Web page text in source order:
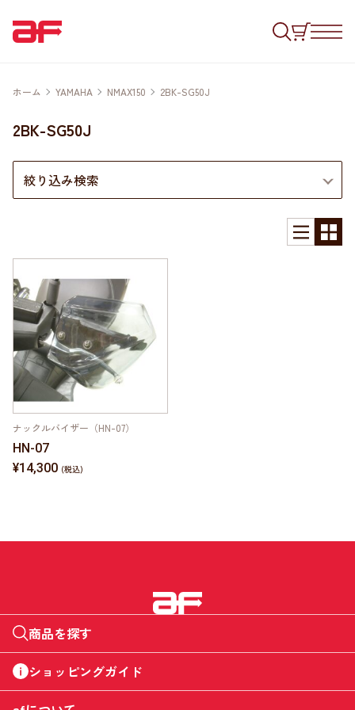
ホーム YAMAHA NMAX150 2BK-SG50J
2BK-SG50J
絞り込み検索
ナックルバイザー（HN-07）
HN-07
¥14,300
商品を探す
ショッピングガイド